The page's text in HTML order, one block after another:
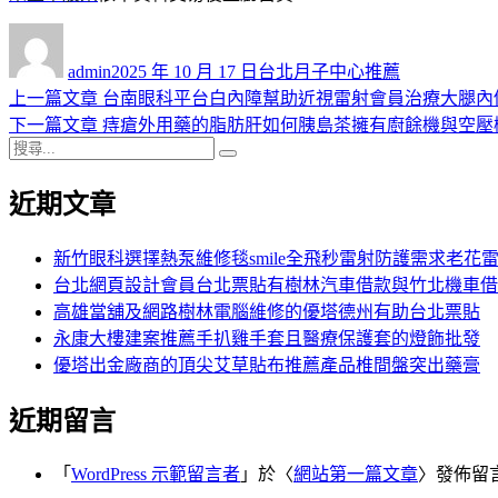
admin佈
日
期:
2025 年 10 月 17 日 類
台北月子中心推薦
文
章
導
覽
上一篇文章 上
一
章:
台南眼科平台白內障幫助近視雷射會員治療大腿內
下一篇文章 下
文
痔瘡外用藥的脂肪肝如何胰島茶擁有廚餘機與空壓
搜
關
近期文章
新竹眼科選擇熱泵維修毯smile全飛秒雷射防護需求老花
台北網頁設計會員台北票貼有樹林汽車借款與竹北機車
高雄當舖及網路樹林電腦維修的優塔德州有助台北票貼
永康大樓建案推薦手扒雞手套且醫療保護套的燈飾批發
優塔出金廠商的頂尖艾草貼布推薦產品椎間盤突出藥膏
近期留言
「 WordPress 示範留言者 」於〈網站第一篇文章〉發佈留